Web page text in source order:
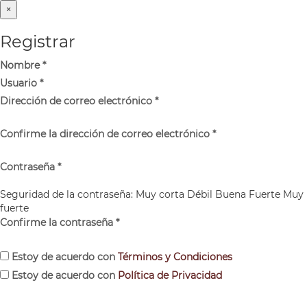
×
Registrar
Nombre*
Usuario *
Dirección de correo electrónico *
Confirme la dirección de correo electrónico *
Contraseña *
Seguridad de la contraseña: Muy corta Débil Buena Fuerte Muy
fuerte
Confirme la contraseña *
Estoy de acuerdo con Términos y Condiciones
Estoy de acuerdo con Política de Privacidad